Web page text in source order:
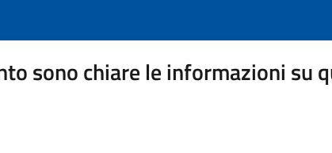
sono chiare le informazioni su